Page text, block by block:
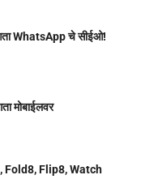
WhatsApp चे सीईओ!
मोबाईलवर
Fold8, Flip8, Watch